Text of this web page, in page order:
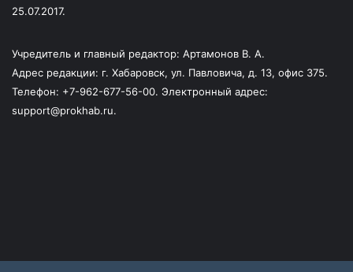
25.07.2017.
Учредитель и главный редактор: Артамонов В. А.
Адрес редакции: г. Хабаровск, ул. Павловича, д. 13, офис 375.
Телефон: +7-962-677-56-00. Электронный адрес:
support@prokhab.ru.